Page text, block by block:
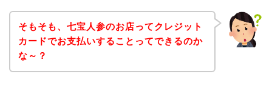
そもそも、七宝人参のお店ってクレジット
カードでお支払いすることってできるのか
な～？